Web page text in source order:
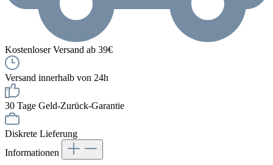
Kostenloser Versand ab 39€
Versand innerhalb von 24h
30 Tage Geld-Zurück-Garantie
Diskrete Lieferung
Informationen